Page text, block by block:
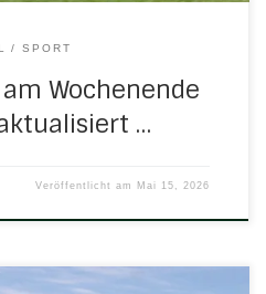
SPORT
Wochenende
…
Veröffentlicht am Mai 15, 2026